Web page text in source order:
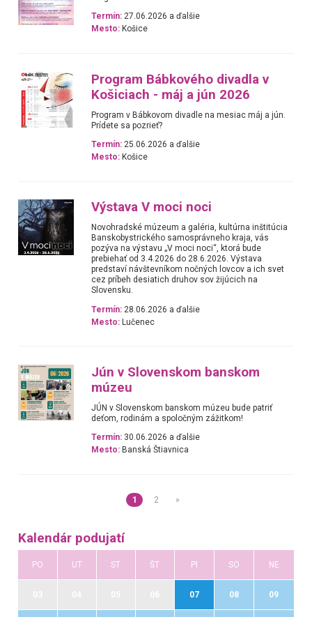
Termín: 27.06.2026 a ďalšie
Mesto: Košice
Program Bábkového divadla v
Košiciach - máj a jún 2026
Program v Bábkovom divadle na mesiac máj a jún.
Prídete sa pozrieť?
Termín: 25.06.2026 a ďalšie
Mesto: Košice
Výstava V moci noci
Novohradské múzeum a galéria, kultúrna inštitúcia
Banskobystrického samosprávneho kraja, vás
pozýva na výstavu „V moci noci“, ktorá bude
prebiehať od 3.4.2026 do 28.6.2026. Výstava
predstaví návštevníkom nočných lovcov a ich svet
cez príbeh desiatich druhov sov žijúcich na
Slovensku.
Termín: 28.06.2026 a ďalšie
Mesto: Lučenec
Jún v Slovenskom banskom
múzeu
JÚN v Slovenskom banskom múzeu bude patriť
deťom, rodinám a spoločným zážitkom!
Termín: 30.06.2026 a ďalšie
Mesto: Banská Štiavnica
1 2 »
Kalendár podujatí
PO UT ST ŠT PI SO NE
07 08 09